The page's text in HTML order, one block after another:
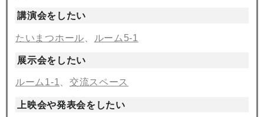
講演会をしたい
たいまつホール ルーム5-1
展示会をしたい
ルーム1-1、 交流スペース
上映会や発表会をしたい